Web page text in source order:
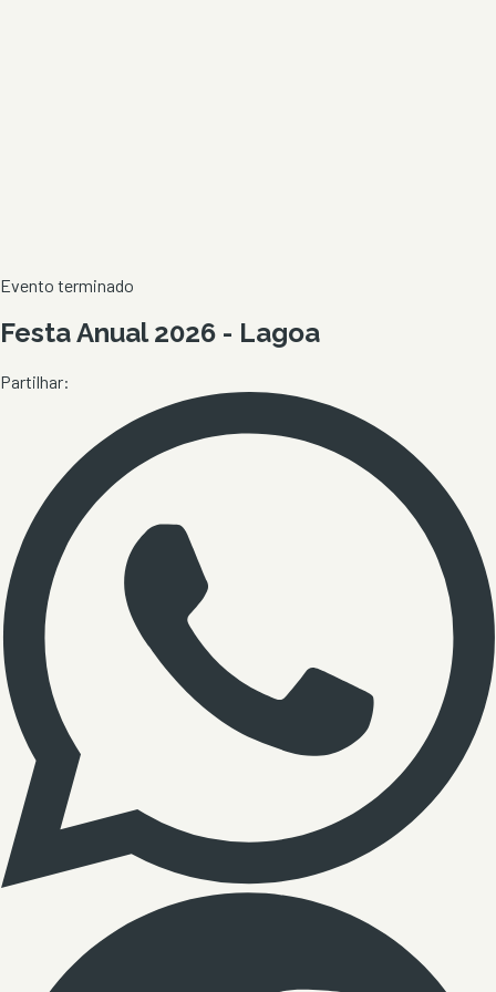
Evento terminado
Festa Anual 2026 - Lagoa
Partilhar: